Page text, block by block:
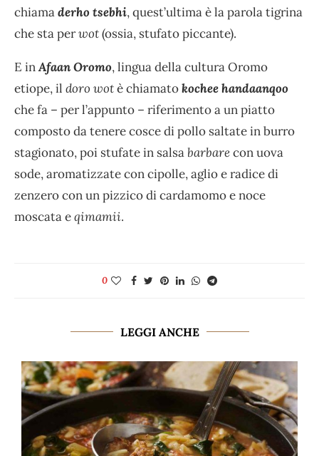
chiamaderho tsebhi, quest’ultima è la parola tigrina
che sta perwot(ossia, stufato piccante).
E inAfaan Oromo, lingua della cultura Oromo
etiope, il doro wotè chiamatokochee handaanqoo
che fa – per l’appunto – riferimento a un piatto
composto da tenere cosce di pollo saltate in burro
stagionato, poi stufate in salsabarbarecon uova
sode, aromatizzate con cipolle, aglio e radice di
zenzero con un pizzico di cardamomo e noce
moscata eqimamii.
0
LEGGI ANCHE